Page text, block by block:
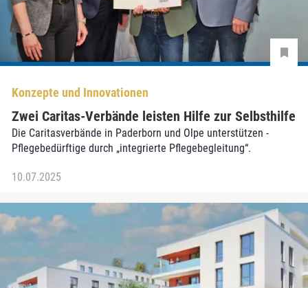
Konzepte und Innovationen
Zwei Caritas-Verbände leisten Hilfe zur Selbsthilfe
Die Caritasverbände in Paderborn und Olpe unterstützen ­
Pflegebedürftige durch „integrierte Pflegebegleitung“.
10.07.2025